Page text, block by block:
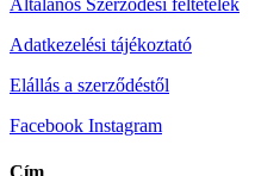
Adatkezelési tájékoztató
Elállás a szerződéstől
Facebook Instagram